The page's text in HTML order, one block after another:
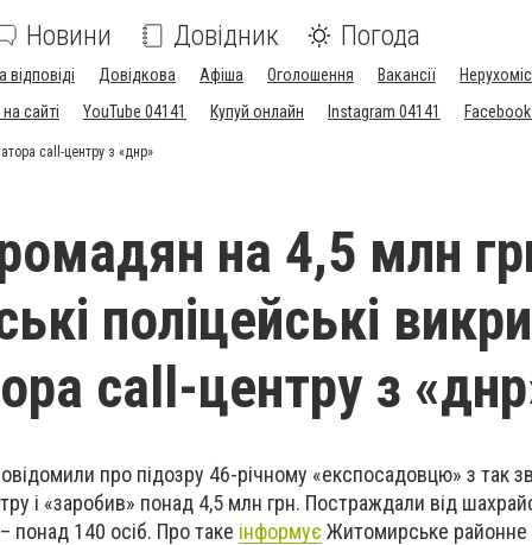
Новини Довідник Погода
відповіді Довідкова Афіша Оголошення Вакансії
сайті
YouTube 04141 Купуй онлайн Instagram 04141
call-центру з «днр»
на 4,5 млн
поліцейські
call-центру з
про підозру 46-річному «експосадовцю» з так
і «заробив» понад 4,5 млн грн. Постраждали від
140 осіб. Про таке інформує Житомирське районне